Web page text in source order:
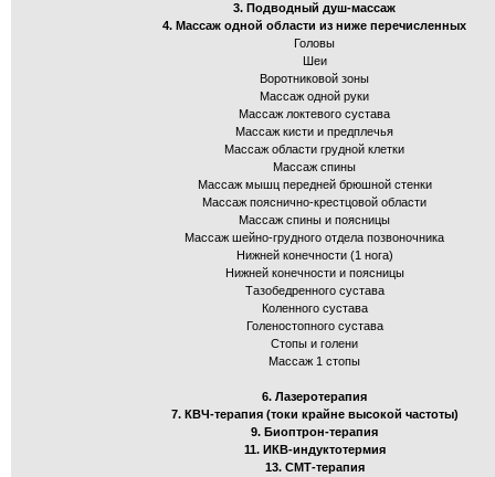
3. Подводный душ-массаж
4. Массаж одной области из ниже перечисленных
Головы
Шеи
Воротниковой зоны
Массаж одной руки
Массаж локтевого сустава
Массаж кисти и предплечья
Массаж области грудной клетки
Массаж спины
Массаж мышц передней брюшной стенки
Массаж пояснично-крестцовой области
Массаж спины и поясницы
Массаж шейно-грудного отдела позвоночника
Нижней конечности (1 нога)
Нижней конечности и поясницы
Тазобедренного сустава
Коленного сустава
Голеностопного сустава
Стопы и голени
Массаж 1 стопы
6. Лазеротерапия
7. КВЧ-терапия (токи крайне высокой частоты)
9. Биоптрон-терапия
11. ИКВ-индуктотермия
13. СМТ-терапия